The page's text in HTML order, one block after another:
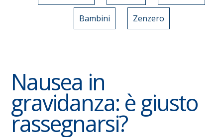
Bambini Zenzero
Nausea in
gravidanza: è giusto
rassegnarsi?